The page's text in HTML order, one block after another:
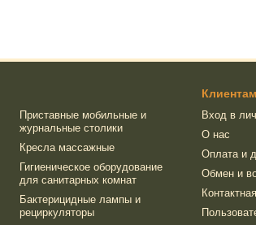
Приставные мобильные и
журнальные столики
Кресла массажные
Гигиеническое оборудование
для санитарных комнат
Бактерицидные лампы и
рециркуляторы
Клиентам
Вход в
О нас
Оплата и
Обмен и